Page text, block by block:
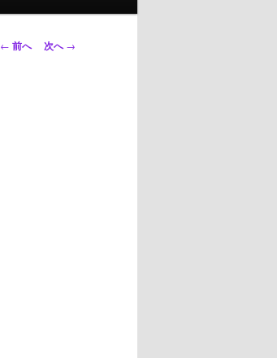
投
← 前へ 次へ→